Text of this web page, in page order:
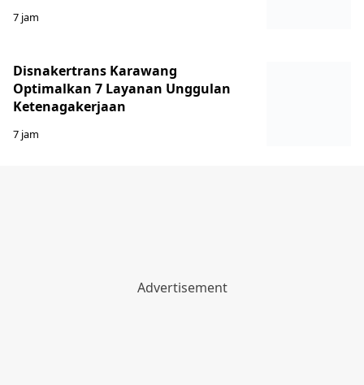
7 jam
Disnakertrans Karawang
Optimalkan 7 Layanan Unggulan
Ketenagakerjaan
7 jam